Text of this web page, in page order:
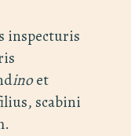
inspecturis
inoet
scabini